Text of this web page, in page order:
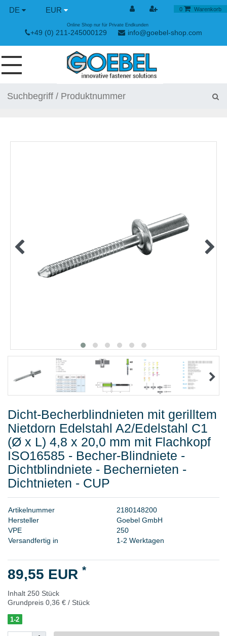
DE EUR 0 Warenkorb
+49 (0) 211-245000129 info@goebel-shop.com
Online Shop nur für Private Endkunden
SCHRAUBEN
KLEBEN UND DICHTEN
ARBEITSSCHUTZ
FAQ - Häufig gestellte Fragen
Dicht-Becherblindnieten mit gerilltem
Nietdorn Edelstahl A2/Edelstahl C1
(Ø x L) 4,8 x 20,0 mm mit Flachkopf
ISO16585 - Becher-Blindniete -
Dichtblindniete - Bechernieten -
Dichtnieten - CUP
Artikelnummer 2180148200
Hersteller Goebel GmbH
VPE 250
Versandfertig in
1-2 Werktagen
89,55 EUR *
Inhalt 250 Stück
Grundpreis 0,36 € / Stück
1-2